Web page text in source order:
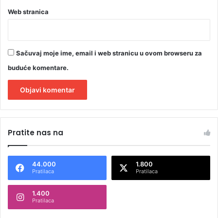
Web stranica
Sačuvaj moje ime, email i web stranicu u ovom browseru za
buduće komentare.
t
n
t
Pratite nas na
44.000
Pratilaca
1.800
Pratilaca
1.400
Pratilaca